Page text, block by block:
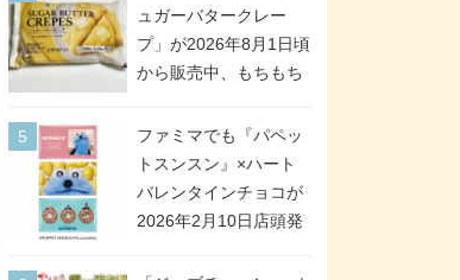
日スタート。浴衣＆た
ぬき・キツネ姿のスレ
ッタ / ミオリネ / グエ
号・5号) / シャディク
ドになって登場!
ュガーバタークレー
プ」が2026年8月1日頃
から販売中、もちもち
シュガー＆バターをレ
ンジアップで手軽に楽
しめる冷凍食品。2個入
り
ファミマでも『パペッ
トスンスン』×ハート
バレンタインチョコが
2026年2月10日店頭発